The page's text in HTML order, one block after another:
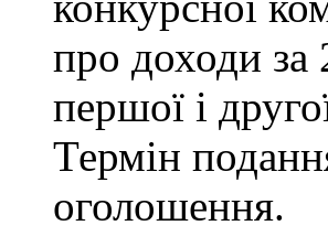
про доходи за
першої і
Термін
оголошення.